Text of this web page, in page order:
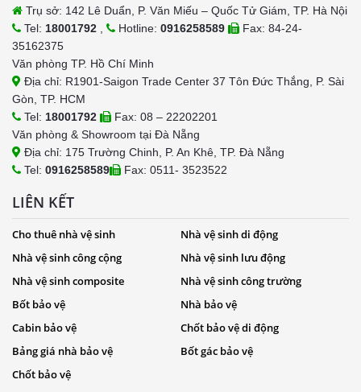
Trụ sở: 142 Lê Duẩn, P. Văn Miếu – Quốc Tử Giám, TP. Hà Nội
Tel: 18001792 Hotline: 0916258589
Fax: 84-24-
35162375
Văn phòng TP. Hồ Chí Minh
Địa chỉ: R1901-Saigon Trade Center 37 Tôn Đức Thắng, P. Sài
Gòn, TP. HCM
Tel: 18001792
Fax: 08 – 22202201
Văn phòng & Showroom tại Đà Nẵng
Địa chỉ: 175 Trường Chinh, P. An Khê, TP. Đà Nẵng
Tel: 0916258589 Fax: 0511- 3523522
LIÊN KẾT
Cho thuê nhà vệ sinh
Nhà vệ sinh di động
Nhà vệ sinh công cộng
Nhà vệ sinh lưu động
Nhà vệ sinh composite
Nhà vệ sinh công trường
Bốt bảo vệ
Nhà bảo vệ
Cabin bảo vệ
Chốt bảo vệ di động
Bảng giá nhà bảo vệ
Bốt gác bảo vệ
Chốt bảo vệ